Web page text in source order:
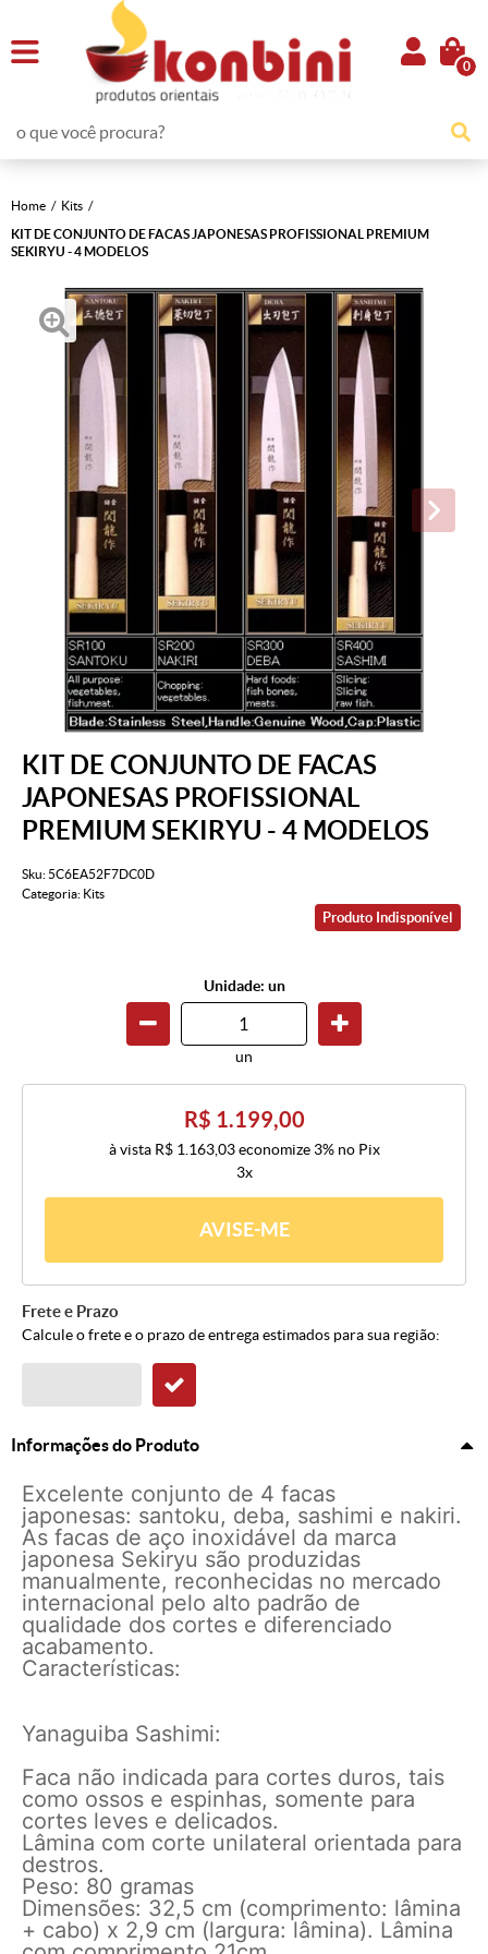
0
Home
Kits
KIT DE CONJUNTO DE FACAS JAPONESAS PROFISSIONAL PREMIUM
SEKIRYU - 4 MODELOS
KIT DE CONJUNTO DE FACAS
JAPONESAS PROFISSIONAL
PREMIUM SEKIRYU - 4 MODELOS
Sku: 5C6EA52F7DC0D
Categoria: Kits
Produto Indisponível
Unidade: un
un
R$ 1.199,00
à vista R$ 1.163,03economize 3% no Pix
3x
AVISE-ME
Frete e Prazo
Calcule o frete e o prazo de entrega estimados para sua região:
Informações do Produto
Excelente conjunto de 4 facas
japonesas: santoku, deba, sashimi e nakiri.
As facas de aço inoxidável da marca
japonesa Sekiryu são produzidas
manualmente, reconhecidas no mercado
internacional pelo alto padrão de
qualidade dos cortes e diferenciado
acabamento.
Características:
Yanaguiba Sashimi:
Faca não indicada para cortes duros, tais
como ossos e espinhas, somente para
cortes leves e delicados.
Lâmina com corte unilateral orientada para
destros.
Peso: 80 gramas
Dimensões: 32,5 cm (comprimento: lâmina
+ cabo) x 2,9 cm (largura: lâmina). Lâmina